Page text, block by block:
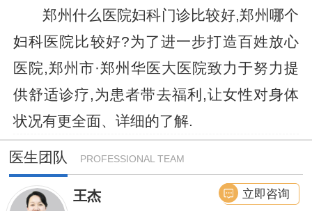
郑州什么医院妇科门诊比较好,郑州哪个
妇科医院比较好?为了进一步打造百姓放心
医院,郑州市·郑州华医大医院致力于努力提
供舒适诊疗,为患者带去福利,让女性对身体
状况有更全面、详细的了解.
医生团队 PROFESSIONAL TEAM
王杰 立即咨询